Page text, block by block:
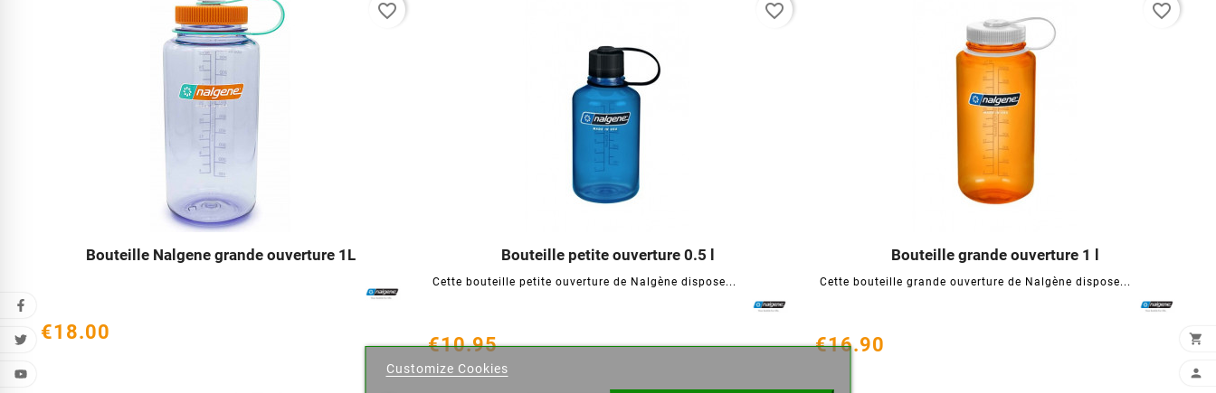
Bouteille Nalgene grande ouverture 1L
   
€18.00
favorite_border
Bouteille petite ouverture 0.5 l
Cette bouteille petite ouverture de Nalgène dispose...
   
€10.95
favorite_border
Bouteille grande ouverture 1 l
Cette bouteille grande ouverture de Nalgène dispose...
   
€16.90
favorite_border
Create wishlist ×
Wishlist name
Customize Cookies

